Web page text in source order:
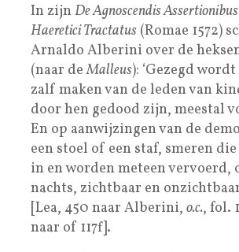
In zijn De Agnoscendis
Haeretici Tractatus (Romae 1572)
Arnaldo Alberini over de
(naar deMalleus): ‘Gezegd
zalf maken van de leden van
door hen gedood zijn, meestal
En op aanwijzingen van de
een stoel of een staf, smeren
in en worden meteen vervoerd,
nachts, zichtbaar en
[Lea, 450 naar Alberini, o.c., fol.
naar of 117f].